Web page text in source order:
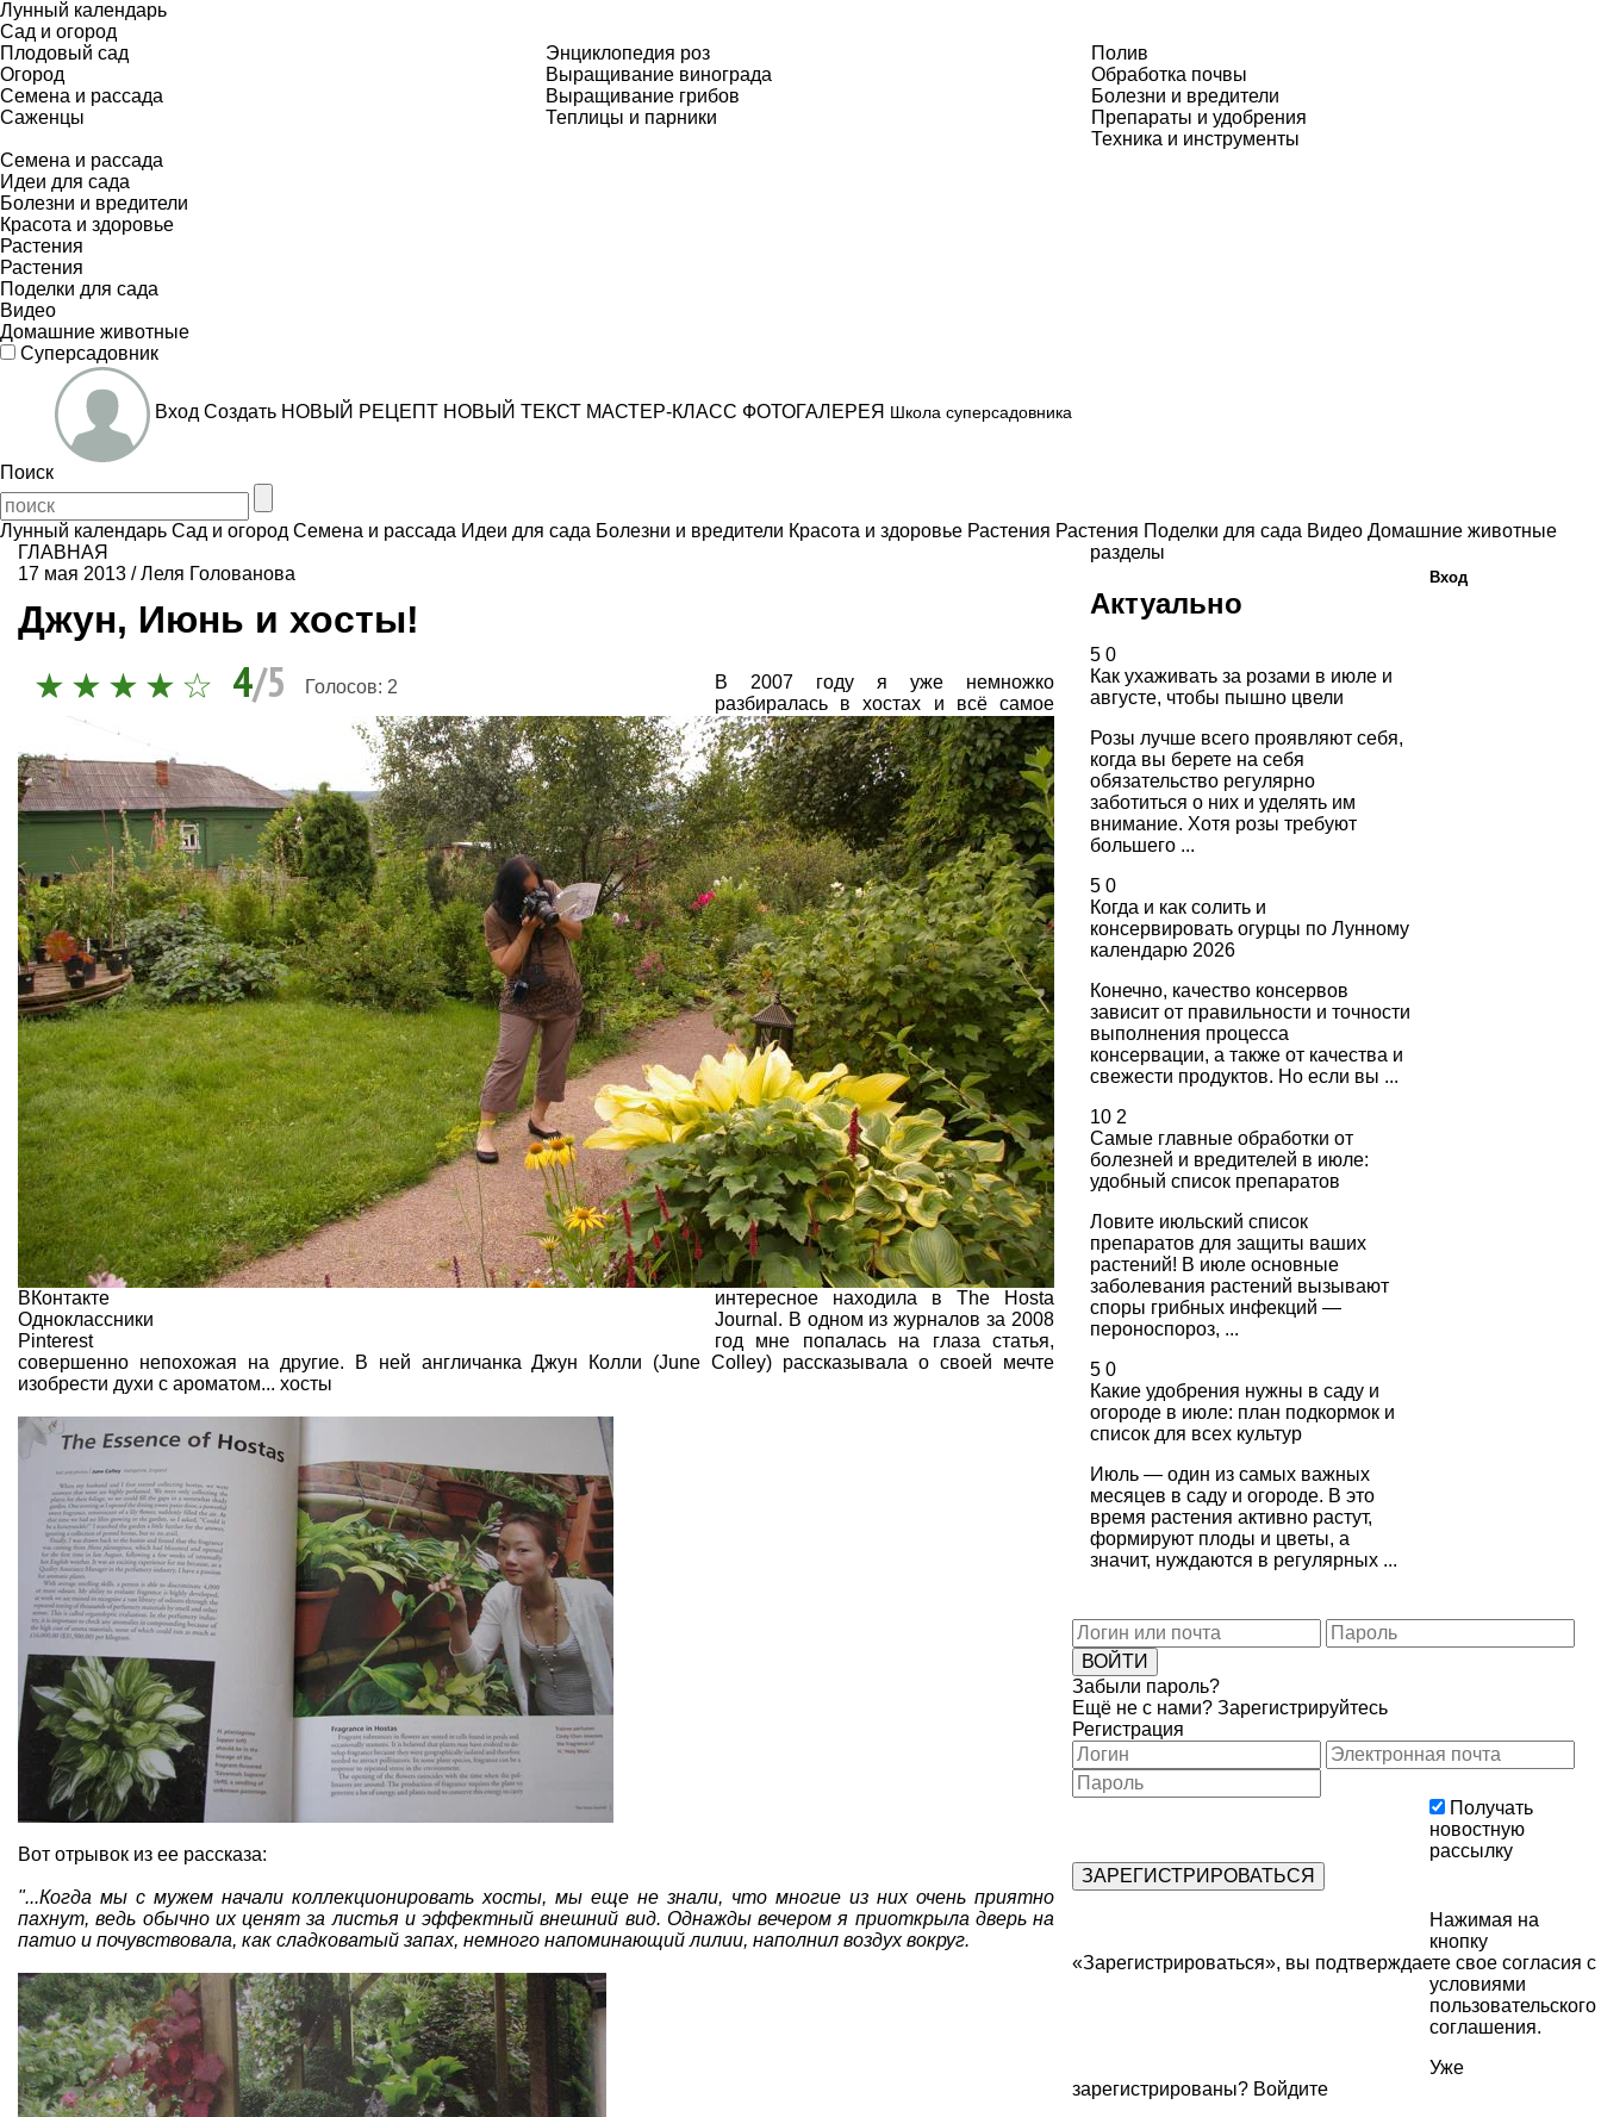
Лунный календарь
Сад и огород
Плодовый сад
Огород
Семена и рассада
Саженцы
Энциклопедия роз
Выращивание винограда
Выращивание грибов
Теплицы и парники
Полив
Обработка почвы
Болезни и вредители
Препараты и удобрения
Техника и инструменты
Семена и рассада
Идеи для сада
Болезни и вредители
Красота и здоровье
Растения
Растения
Поделки для сада
Видео
Домашние животные
Суперсадовник
Вход Создать НОВЫЙ РЕЦЕПТ НОВЫЙ ТЕКСТ МАСТЕР-КЛАСС ФОТОГАЛЕРЕЯ Школа суперсадовника
Поиск
Лунный календарь Сад и огород Семена и рассада Идеи для сада Болезни и вредители Красота и здоровье Растения Растения Поделки для сада Видео Домашние животные
ГЛАВНАЯ
17 мая 2013 /Леля Голованова
Джун, Июнь и хосты!
4/5 Голосов: 2
ВКонтакте
Одноклассники
Pinterest
В 2007 году я уже немножко
разбиралась в хостах и всё самое
интересное находила в The Hosta
Journal. В одном из журналов за 2008
год мне попалась на глаза статья,
совершенно непохожая на другие. В ней англичанка Джун Колли (June Colley) рассказывала о своей мечте
изобрести духи с ароматом... хосты
Вот отрывок из ее рассказа:
"...Когда мы с мужем начали коллекционировать хосты, мы еще не знали, что многие из них очень приятно
пахнут, ведь обычно их ценят за листья и эффектный внешний вид. Однажды вечером я приоткрыла дверь на
патио и почувствовала, как сладковатый запах, немного напоминающий лилии, наполнил воздух вокруг.
разделы
Актуально
5 0
Как ухаживать за розами в июле и
августе, чтобы пышно цвели
Розы лучше всего проявляют себя,
когда вы берете на себя
обязательство регулярно
заботиться о них и уделять им
внимание. Хотя розы требуют
большего ...
5 0
Когда и как солить и
консервировать огурцы по Лунному
календарю 2026
Конечно, качество консервов
зависит от правильности и точности
выполнения процесса
консервации, а также от качества и
свежести продуктов. Но если вы ...
10 2
Самые главные обработки от
болезней и вредителей в июле:
удобный список препаратов
Ловите июльский список
препаратов для защиты ваших
растений! В июле основные
заболевания растений вызывают
споры грибных инфекций —
пероноспороз, ...
5 0
Какие удобрения нужны в саду и
огороде в июле: план подкормок и
список для всех культур
Июль — один из самых важных
месяцев в саду и огороде. В это
время растения активно растут,
формируют плоды и цветы, а
значит, нуждаются в регулярных ...
Вход
Забыли пароль?
Ещё не с нами? Зарегистрируйтесь
Регистрация
Получать
новостную
рассылку
Нажимая на
кнопку
«Зарегистрироваться», вы подтверждаете свое согласия с
условиями
пользовательского
соглашения.
Уже
зарегистрированы? Войдите